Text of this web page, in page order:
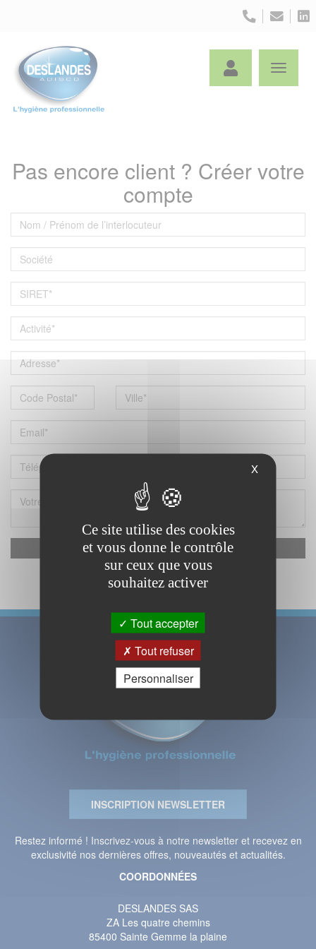
Pas encore client ? Créer votre
compte
reCAPTCHA est désactivé. Autoriser
Recevoir mes identifiants
INSCRIPTION NEWSLETTER
Restez informé ! Inscrivez-vous à notre newsletter et recevez en
exclusivité nos dernières offres, nouveautés et actualités.
COORDONNÉES
DESLANDES SAS
ZA Les quatre chemins
85400 Sainte Gemme la plaine
X
Ce site utilise des cookies
et vous donne le contrôle
sur ceux que vous
souhaitez activer
Tout accepter
Tout refuser
Personnaliser